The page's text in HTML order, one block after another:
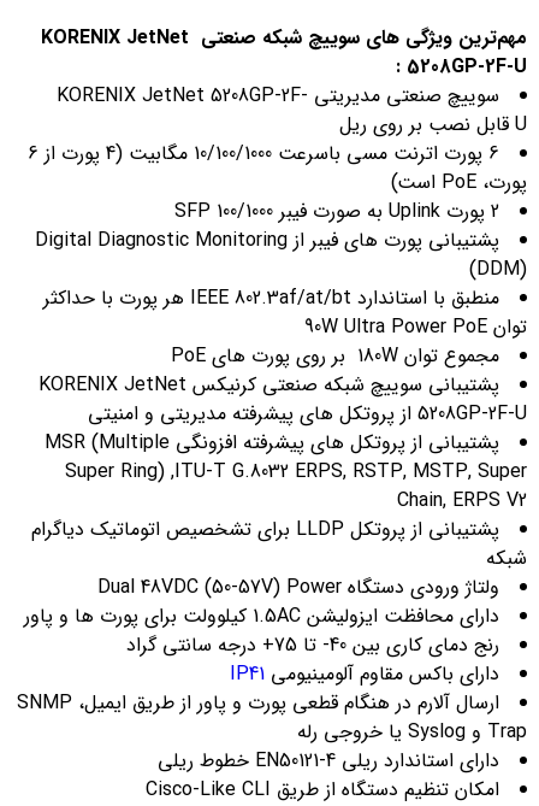
مهم‌ترین ویژگی های سوییچ شبکه صنعتی KORENIX JetNet
5208GP-2F-U :
سوییچ صنعتی مدیریتی KORENIX JetNet 5208GP-2F-
U قابل نصب بر روی ریل
6 پورت اترنت مسی باسرعت 10/100/1000 مگابیت (4 پورت از 6
پورت، PoE است)
2 پورت Uplink به صورت فیبر 100/1000 SFP
پشتیبانی پورت های فیبر از Digital Diagnostic Monitoring
(DDM)
منطبق با استاندارد IEEE 802.3af/at/bt هر پورت با حداکثر
توان 90W Ultra Power PoE
مجموع توان 180W بر روی پورت های PoE
پشتیبانی سوییچ شبکه صنعتی کرنیکس KORENIX JetNet
5208GP-2F-U از پروتکل های پیشرفته مدیریتی و امنیتی
پشتیبانی از پروتکل های پیشرفته افزونگی MSR (Multiple
Super Ring) ,ITU-T G.8032 ERPS, RSTP, MSTP, Super
Chain, ERPS V2
پشتیبانی از پروتکل LLDP برای تشخصیص اتوماتیک دیاگرام
شبکه
ولتاژ ورودی دستگاه Dual 48VDC (50-57V) Power
دارای محافظت ایزولیشن 1.5AC کیلوولت برای پورت ها و پاور
رنج دمای کاری بین 40- تا 75+ درجه سانتی گراد
دارای باکس مقاوم آلومینیومی IP41
ارسال آلارم در هنگام قطعی پورت و پاور از طریق ایمیل، SNMP
Trap و Syslog یا خروجی رله
دارای استاندارد ریلی EN50121-4 خطوط ریلی
امکان تنظیم دستگاه از طریق Cisco-Like CLI